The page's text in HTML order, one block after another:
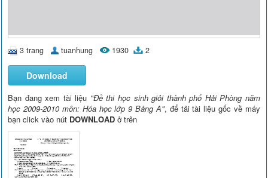
3 trang tuanhung 1930 2
Download
Bạn đang xem tài liệu "Đề thi học sinh giỏi thành phố Hải Phòng năm
học 2009-2010 môn: Hóa học lớp 9 Bảng A", để tải tài liệu gốc về máy
bạn click vào nút DOWNLOAD ở trên